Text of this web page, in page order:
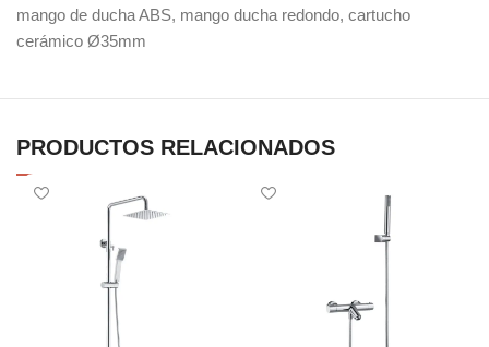
mango de ducha ABS, mango ducha redondo, cartucho
cerámico Ø35mm
PRODUCTOS RELACIONADOS